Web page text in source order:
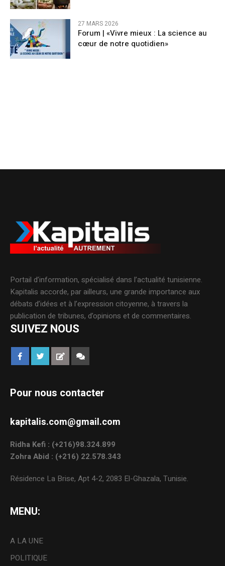
27 MARS 2026
Forum | «Vivre mieux : La science au
cœur de notre quotidien»
Portail d’information, spécialisé dans l’actualité tunisienne.
Kapitalis accorde, par ailleurs, une grande importance aux
débats d’idées et à l’expression citoyenne, à travers la
publication de tribunes, d’opinions et de commentaires.
SUIVEZ NOUS
Pour nous contacter
kapitalis.com@gmail.com
Ridha Kefi : (+216)98.324.899
Zohra Abid : (+216) 22.578.343
Résidence La Brise, Apt 4-2, 2083 El-Ghazala, Tunisie.
MENU:
A LA UNE
POLITIQUE